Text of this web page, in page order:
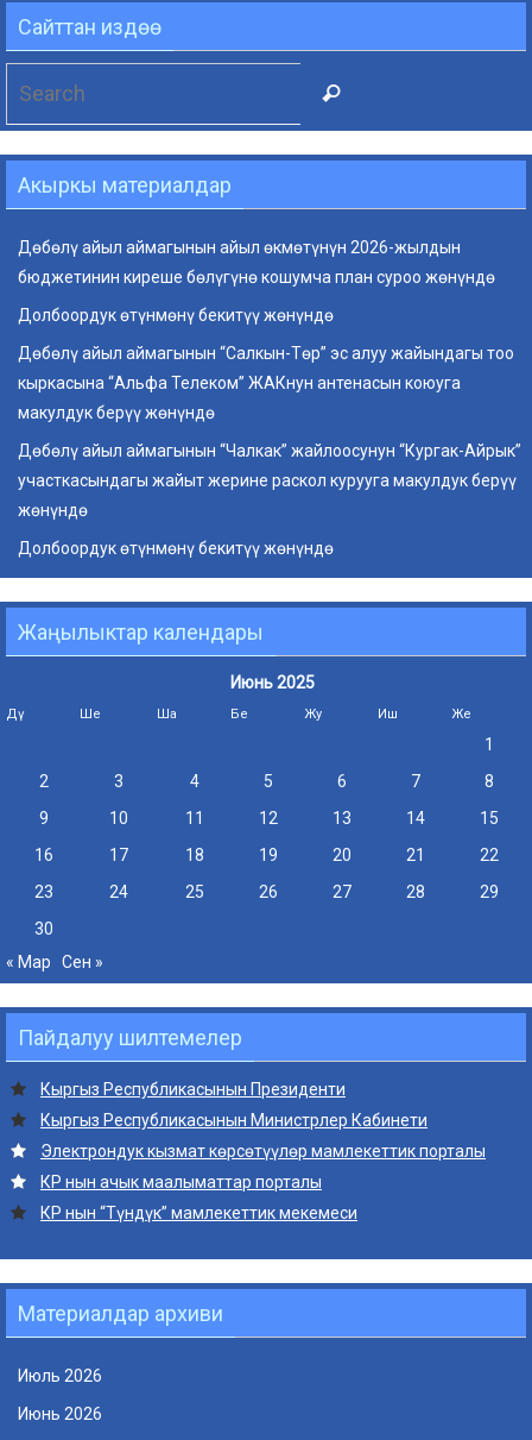
Сайттан издөө
Search
Акыркы материалдар
Дөбөлү айыл аймагынын айыл өкмөтүнүн 2026-жылдын
бюджетинин киреше бөлүгүнө кошумча план суроо жөнүндө
Долбоордук өтүнмөнү бекитүү жөнүндө
Дөбөлү айыл аймагынын “Салкын-Төр” эс алуу жайындагы тоо
кыркасына “Альфа Телеком” ЖАКнун антенасын коюуга
макулдук берүү жөнүндө
Дөбөлү айыл аймагынын “Чалкак” жайлоосунун “Кургак-Айрык”
участкасындагы жайыт жерине раскол курууга макулдук берүү
жөнүндө
Долбоордук өтүнмөнү бекитүү жөнүндө
Жаңылыктар календары
Июнь 2025
Дү Ше Ша Бе Жу Иш Же
1
2
3 4 5 6 7
8
9
10 11 12 13 14
15
16
17 18 19 20 21
22
23
24 25 26 27 28
29
30
« Мар
Сен »
Пайдалуу шилтемелер
Кыргыз Республикасынын Президенти
Кыргыз Республикасынын Министрлер Кабинети
Электрондук кызмат көрсөтүүлөр мамлекеттик порталы
КР нын ачык маалыматтар порталы
КР нын “Түндүк” мамлекеттик мекемеси
Материалдар архиви
Июль 2026
Июнь 2026